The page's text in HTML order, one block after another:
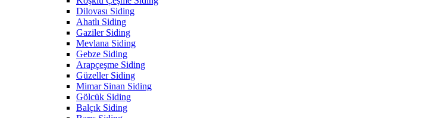
Dilovası Siding
Ahatlı Siding
Gaziler Siding
Mevlana Siding
Gebze Siding
Arapçeşme Siding
Güzeller Siding
Mimar Sinan Siding
Gölcük Siding
Balçık Siding